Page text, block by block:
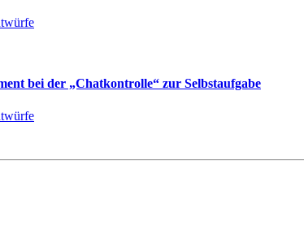
bei der „Chatkontrolle“ zur Selbstaufgabe